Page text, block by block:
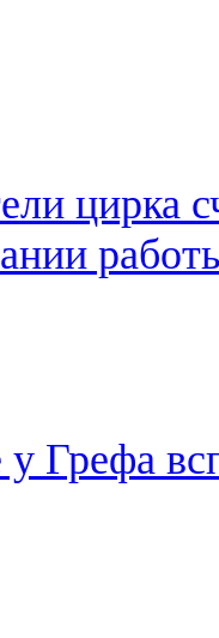
цирка
у Грефа